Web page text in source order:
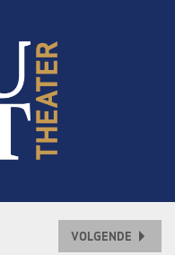
VOLGENDE